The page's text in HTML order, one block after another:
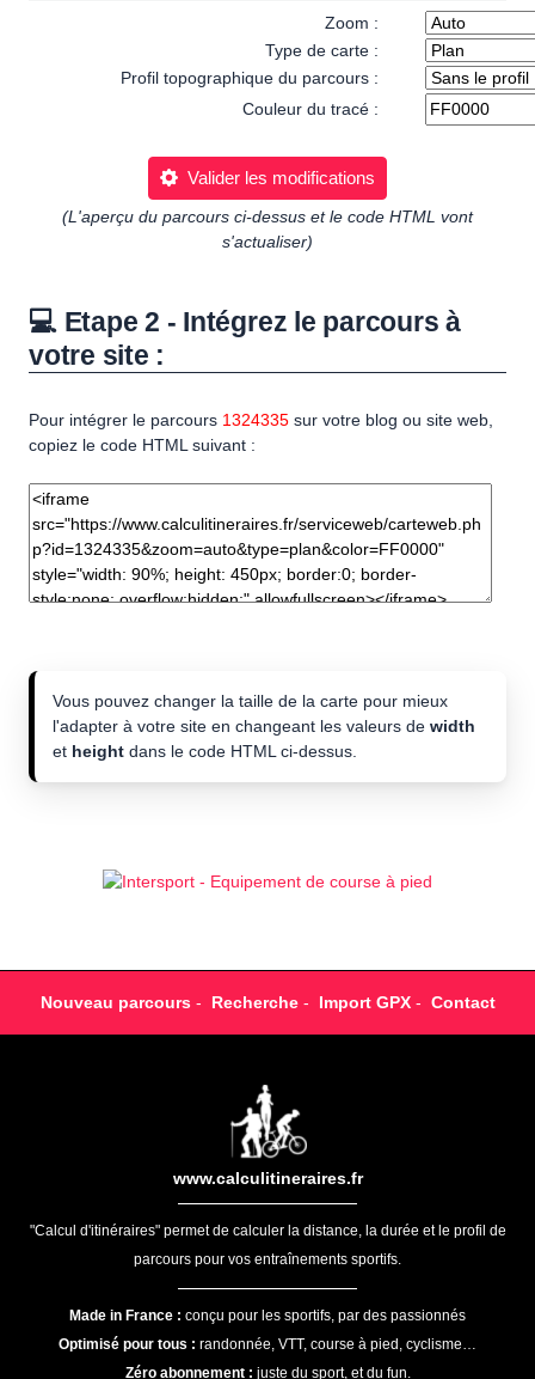
Zoom :
Type de carte :
Profil topographique du parcours :
Couleur du tracé :
Valider les modifications
(L'aperçu du parcours ci-dessus et le code HTML vont
s'actualiser)
💻 Etape 2 - Intégrez le parcours à
votre site :
Pour intégrer le parcours 1324335 sur votre blog ou site web,
copiez le code HTML suivant :
Vous pouvez changer la taille de la carte pour mieux
l'adapter à votre site en changeant les valeurs de width
et height dans le code HTML ci-dessus.
Nouveau parcours- Recherche- Import GPX- Contact
www.calculitineraires.fr
"Calcul d'itinéraires" permet de calculer la distance, la durée et le profil de
parcours pour vos entraînements sportifs.
Made in France : conçu pour les sportifs, par des passionnés
Optimisé pour tous : randonnée, VTT, course à pied, cyclisme…
Zéro abonnement : juste du sport, et du fun.